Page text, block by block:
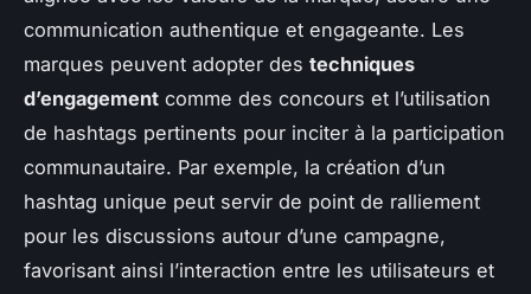
communication authentique et engageante. Les
marques peuvent adopter des techniques
d’engagement comme des concours et l’utilisation
de hashtags pertinents pour inciter à la participation
communautaire. Par exemple, la création d’un
hashtag unique peut servir de point de ralliement
pour les discussions autour d’une campagne,
favorisant ainsi l’interaction entre les utilisateurs et